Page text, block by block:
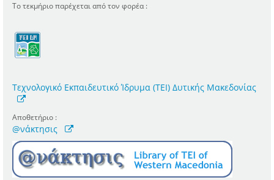
Το τεκμήριο παρέχεται από τον φορέα :
Τεχνολογικό Εκπαιδευτικό Ίδρυμα (ΤΕΙ) Δυτικής Μακεδονίας
Αποθετήριο :
@νάκτησις